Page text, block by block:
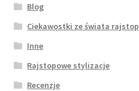
Blog
Ciekawostki ze świata rajstop
Inne
Rajstopowe stylizacje
Recenzje